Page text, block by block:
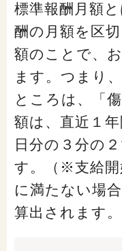
標準報酬月額
酬の月額を区
額のことで、
ます。つまり
ところは、「
額は、直近１
日分の３分の
す。（※支給開
に満たない場
算出されます。